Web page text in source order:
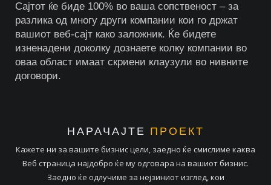
Сајтот ќе биде 100% во ваша сопственост – за
разлика од многу други компании кои го држат
вашиот веб-сајт како заложник. Ќе бидете
изненадени доколку дознаете колку компании во
оваа област имаат скриени клаузули во нивните
договори.
НАРАЧАЈТЕ ПРОЕКТ
Кажете ни за вашите бизнис цели, заедно ќе смислиме каква
Веб страница најдобро ќе му одговара на вашиот бизнис.
Заедно ќе одлучиме за нејзиниот изглед, кои